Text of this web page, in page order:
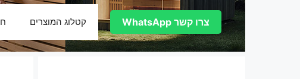
קטלוג המוצרים צרו קשר WhatsApp